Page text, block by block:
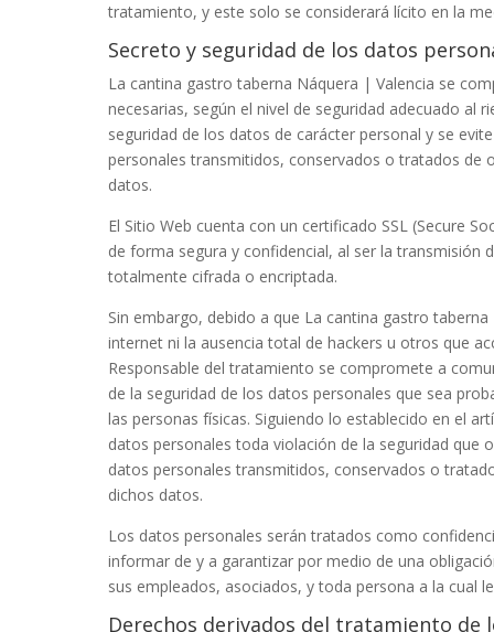
tratamiento, y este solo se considerará lícito en la
Secreto y seguridad de los datos
La cantina gastro taberna Náquera | Valencia se
necesarias, según el nivel de seguridad adecuado al
seguridad de los datos de carácter personal y se
personales transmitidos, conservados o tratados
datos.
El Sitio Web cuenta con un certificado SSL (Secure
de forma segura y confidencial, al ser la
totalmente cifrada o encriptada.
Sin embargo, debido a que La cantina gastro
internet ni la ausencia total de hackers u otros que
Responsable del tratamiento se compromete a
de la seguridad de los datos personales que sea
las personas físicas. Siguiendo lo establecido en el
datos personales toda violación de la seguridad que
datos personales transmitidos, conservados o
dichos datos.
Los datos personales serán tratados como
informar de y a garantizar por medio de una
sus empleados, asociados, y toda persona a la cual
Derechos derivados del tratamiento de